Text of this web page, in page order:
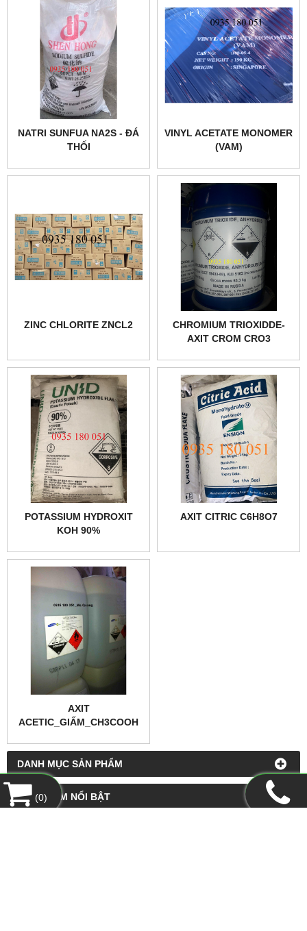
DANH MỤC SẢN PHẨM
SẢN PHẨM NỔI BẬT
NATRI SUNFUA NA2S - ĐÁ
THỐI
VINYL ACETATE MONOMER
(VAM)
ZINC CHLORITE ZNCL2
CHROMIUM TRIOXIDDE-
AXIT CROM CRO3
POTASSIUM HYDROXIT
KOH 90%
AXIT CITRIC C6H8O7
AXIT
ACETIC_GIẤM_CH3COOH
(0)